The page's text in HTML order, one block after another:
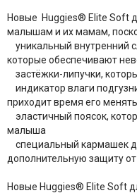
Новые Huggies® Elite Soft
малышам и их мамам,
уникальный внутренний
которые обеспечивают
застёжки-липучки,
индикатор влаги
приходит время его менять
эластичный поясок,
малыша
специальный кармашек
дополнительную защиту
Новые Huggies® Elite Soft